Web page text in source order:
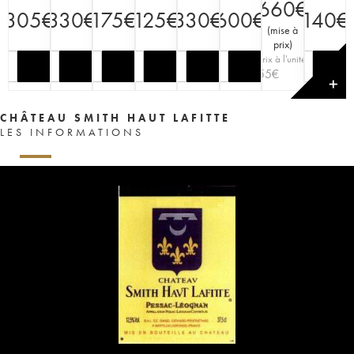
305€
330€175€125€330€600€
660€
(mise à
prix)
Prix à l'unité
55€
140€
✕
CHÂTEAU SMITH HAUT LAFITTE
LES INFORMATIONS